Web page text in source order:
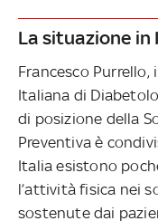
La situazione in
Francesco
Italiana di
di posizione della
Preventiva è
Italia esistono
l’attività fisica nei
sostenute dai